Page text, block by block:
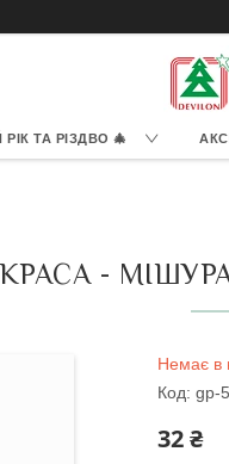
ТА РІЗДВО 🎄
-
Немає в
Код: gp-
32 ₴